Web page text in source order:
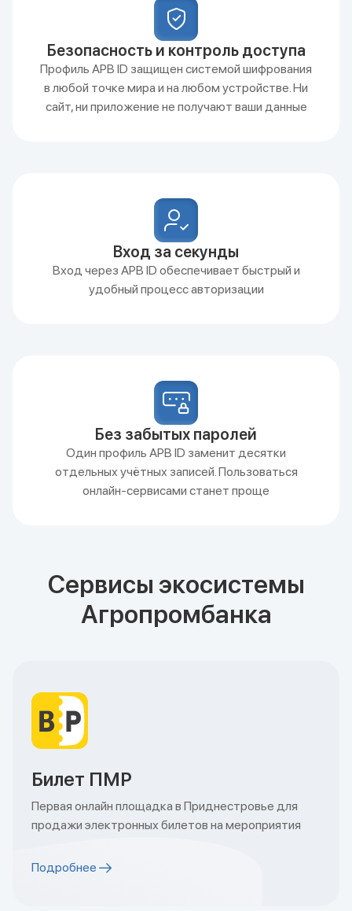
Безопасность и контроль доступа
Профиль APB ID защищен системой шифрования
в любой точке мира и на любом устройстве. Ни
сайт, ни приложение не получают ваши данные
Вход за секунды
Вход через APB ID обеспечивает быстрый и
удобный процесс авторизации
Без забытых паролей
Один профиль APB ID заменит десятки
отдельных учётных записей. Пользоваться
онлайн-сервисами станет проще
Сервисы экосистемы
Агропромбанка
Билет ПМР
Первая онлайн площадка в Приднестровье для
продажи электронных билетов на мероприятия
Подробнее